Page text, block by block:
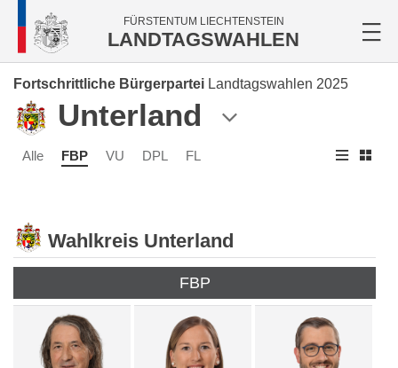
FÜRSTENTUM LIECHTENSTEIN
LANDTAGSWAHLEN
Fortschrittliche Bürgerpartei Landtagswahlen 2025
Unterland
Alle FBP VU DPL FL
Wahlkreis Unterland
FBP